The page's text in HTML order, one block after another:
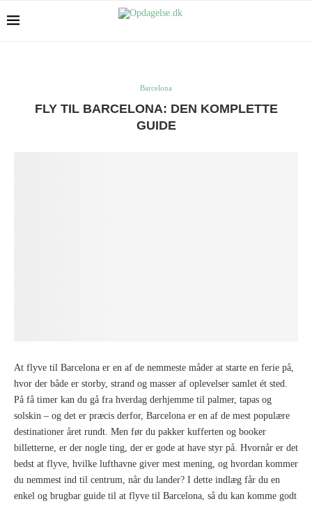
Barcelona
FLY TIL BARCELONA: DEN KOMPLETTE
GUIDE
At flyve til Barcelona er en af de nemmeste måder at starte en ferie på,
hvor der både er storby, strand og masser af oplevelser samlet ét sted.
På få timer kan du gå fra hverdag derhjemme til palmer, tapas og
solskin – og det er præcis derfor, Barcelona er en af de mest populære
destinationer året rundt. Men før du pakker kufferten og booker
billetterne, er der nogle ting, der er gode at have styr på. Hvornår er det
bedst at flyve, hvilke lufthavne giver mest mening, og hvordan kommer
du nemmest ind til centrum, når du lander? I dette indlæg får du en
enkel og brugbar guide til at flyve til Barcelona, så du kan komme godt